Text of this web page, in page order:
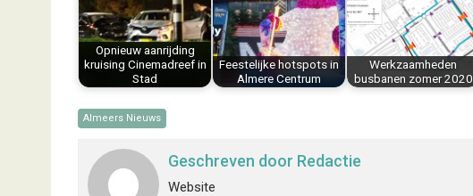
o
k
e
s
t
I
n
p
p
Opnieuw aanrijding
kruising Cinemadreef in
Stad
Feestelijke hotspots in
Almere Centrum
Werkzaamheden
busbanen zomer 2020
Almeers Nieuws
Geschreven door Redactie
Website